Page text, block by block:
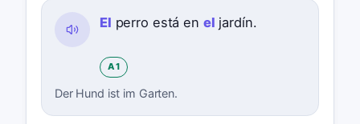
El perro está en el jardín.
A1
Der Hund ist im Garten.